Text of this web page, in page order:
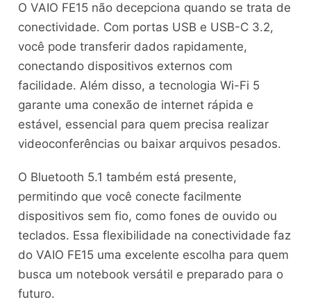
O VAIO FE15 não decepciona quando se trata de
conectividade. Com portas USB e USB-C 3.2,
você pode transferir dados rapidamente,
conectando dispositivos externos com
facilidade. Além disso, a tecnologia Wi-Fi 5
garante uma conexão de internet rápida e
estável, essencial para quem precisa realizar
videoconferências ou baixar arquivos pesados.
O Bluetooth 5.1 também está presente,
permitindo que você conecte facilmente
dispositivos sem fio, como fones de ouvido ou
teclados. Essa flexibilidade na conectividade faz
do VAIO FE15 uma excelente escolha para quem
busca um notebook versátil e preparado para o
futuro.